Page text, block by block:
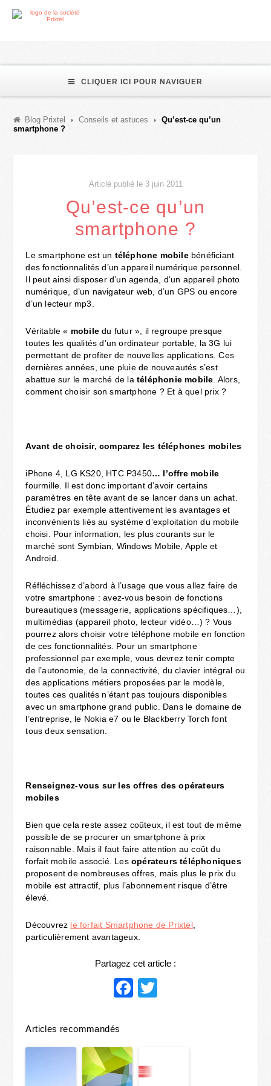
CLIQUER ICI POUR NAVIGUER
Blog Prixtel Conseils et astuces
Qu’est-ce qu’un
smartphone ?
Articlé publié le 3 juin 2011
Qu’est-ce qu’un
smartphone ?
Le smartphone est un téléphone mobile bénéficiant
des fonctionnalités d’un appareil numérique personnel.
Il peut ainsi disposer d’un agenda, d‘un appareil photo
numérique, d’un navigateur web, d’un GPS ou encore
d’un lecteur mp3.
Véritable « mobile du futur », il regroupe presque
toutes les qualités d’un ordinateur portable, la 3G lui
permettant de profiter de nouvelles applications. Ces
dernières années, une pluie de nouveautés s’est
abattue sur le marché de latéléphonie mobile . Alors,
comment choisir son smartphone ? Et à quel prix ?
Avant de choisir, comparez les téléphones mobiles
iPhone 4, LG KS20, HTC P3450… l’offre mobile
fourmille. Il est donc important d’avoir certains
paramètres en tête avant de se lancer dans un achat.
Étudiez par exemple attentivement les avantages et
inconvénients liés au système d’exploitation du mobile
choisi. Pour information, les plus courants sur le
marché sont Symbian, Windows Mobile, Apple et
Android.
Réfléchissez d’abord à l’usage que vous allez faire de
votre smartphone : avez-vous besoin de fonctions
bureautiques (messagerie, applications spécifiques…),
multimédias (appareil photo, lecteur vidéo…) ? Vous
pourrez alors choisir votre téléphone mobile en fonction
de ces fonctionnalités. Pour un smartphone
professionnel par exemple, vous devrez tenir compte
de l’autonomie, de la connectivité, du clavier intégral ou
des applications métiers proposées par le modèle,
toutes ces qualités n’étant pas toujours disponibles
avec un smartphone grand public. Dans le domaine de
l’entreprise, le Nokia e7 ou le Blackberry Torch font
tous deux sensation.
Renseignez-vous sur les offres des opérateurs
mobiles
Bien que cela reste assez coûteux, il est tout de même
possible de se procurer un smartphone à prix
raisonnable. Mais il faut faire attention au coût du
forfait mobile associé. Lesopérateurs téléphoniques
proposent de nombreuses offres, mais plus le prix du
mobile est attractif, plus l’abonnement risque d’être
élevé.
Découvrez le forfait Smartphone de Prixtel,
particulièrement avantageux.
Partagez cet article :
Facebook
Articles recommandés